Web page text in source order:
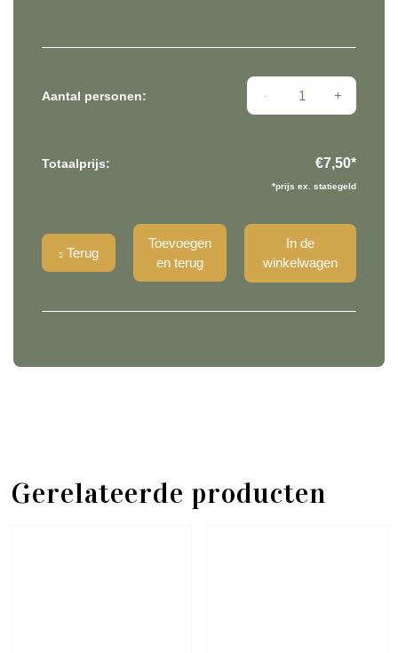
Aantal personen:
Tiramisu
Totaalprijs: €7,50*
*prijs ex. statiegeld
Terug
In de
winkelwagen
Toevoegen
en terug
Gerelateerde producten